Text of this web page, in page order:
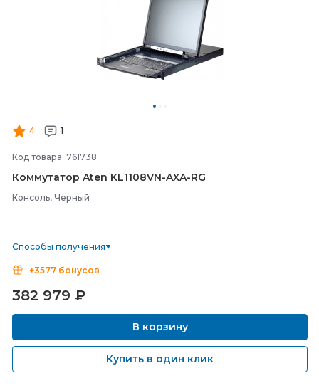
4 1
Код товара: 761738
Коммутатор Aten KL1108VN-AXA-RG
Консоль, Черный
Способы получения
+3577 бонусов
382 979 ₽
В корзину
Купить в один клик